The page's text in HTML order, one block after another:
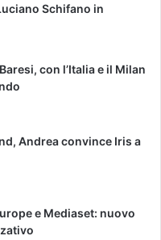
Schifano in
con l’Italia e il Milan
Andrea convince Iris a
e Mediaset: nuovo